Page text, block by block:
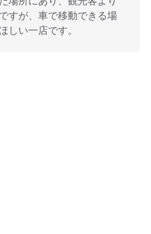
すが、車で移動できる場
しい一店です。